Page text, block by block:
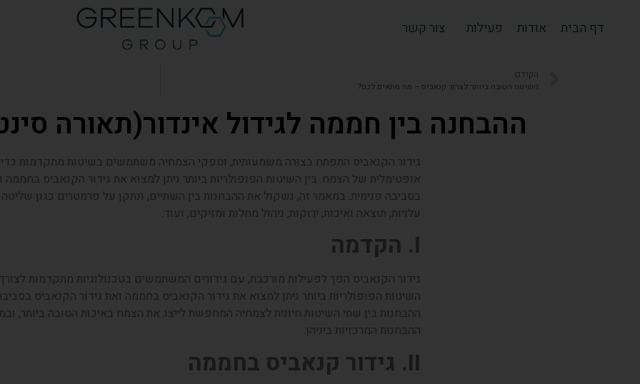
דף הבית אודות פעילות צור קשר
הקודם
השיטה הטובה ביותר לצרוך קנאביס – מה מתאים לכם?
ההבחנה בין חממה לגידול אינדור(תאורה
גידור הקנאביס התפתח בצורה משמעותית, וספקי הצמחיה משתמשים בשיטות מתקדמות
אופטימלית של הצמח. בין השיטות הפופולריות ביותר ניתן למצוא את גידור הקנאביס בחממה
בסביבה פנימית. במאמר זה, נשקול את ההבחנות בין השתיים, ונתקן על פרמטרים כגון
עלויות, תוצאה ואיכות, ירוקות, ניהול מחלות ומזיקים, ועוד.
I. הקדמה
גידור הקנאביס הפך לפעילות מורכבת, עם גידורים המשתמשים בטכנולוגיות מתקדמות
השיטות הפופולריות ביותר ניתן למצוא את גידור הקנאביס בחממה ואת גידור הקנאביס
ההבחנות בין שתי השיטות חיונית לצמחיה המחפשת לייצג את הצמח באיכות הטובה ביותר,
ההבחנות המרכזיות ביניהן.
II. גידור קנאביס בחממה